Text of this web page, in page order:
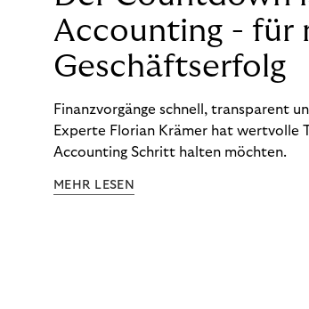
Accounting - für
Geschäftserfolg
Finanzvorgänge schnell, transparent
Experte Florian Krämer hat wertvolle
Accounting Schritt halten möchten.
MEHR LESEN